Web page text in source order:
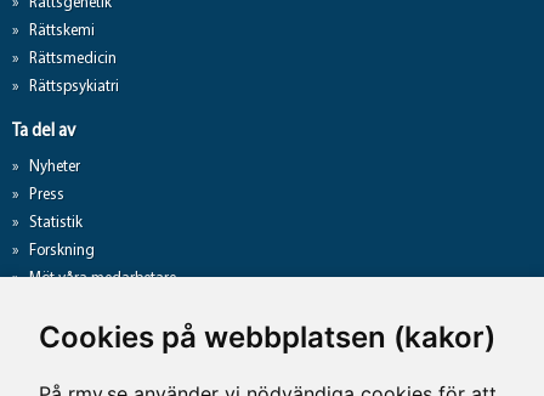
Cookies på webbplatsen (kakor)
Rättskemi
Rättsmedicin
Rättspsykiatri
Ta del av
Nyheter
Press
Statistik
Forskning
Möt våra medarbetare
Gå direkt till
Hantering av personuppgifter